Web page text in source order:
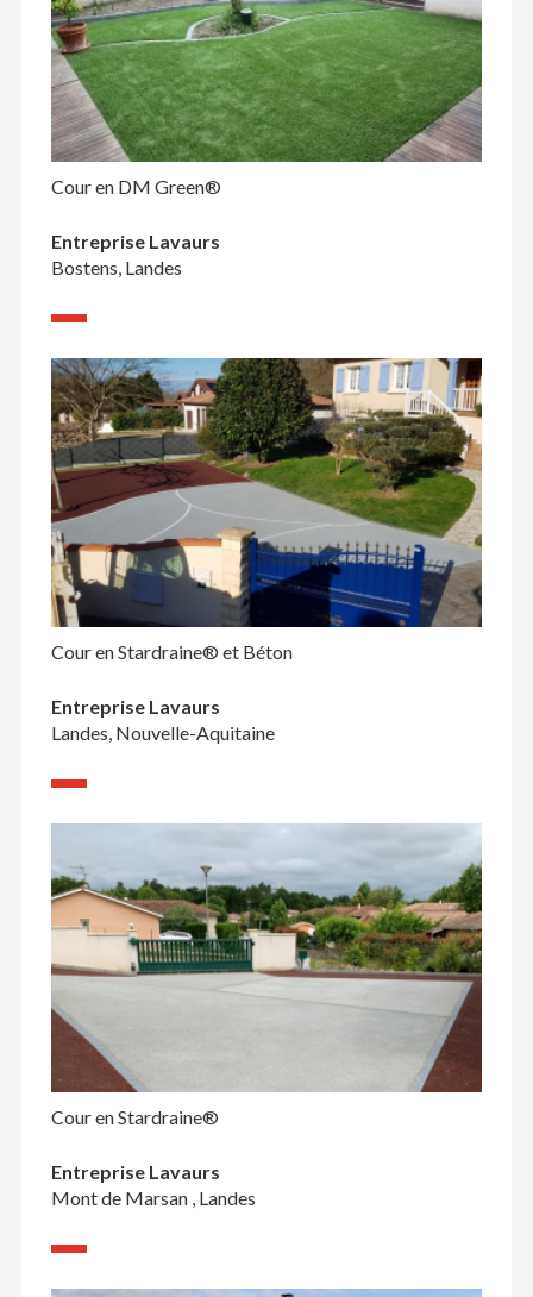
Cour en DM Green®
Entreprise Lavaurs
Bostens, Landes
Cour en Stardraine® et Béton
Entreprise Lavaurs
Landes, Nouvelle-Aquitaine
Cour en Stardraine®
Entreprise Lavaurs
Mont de Marsan , Landes